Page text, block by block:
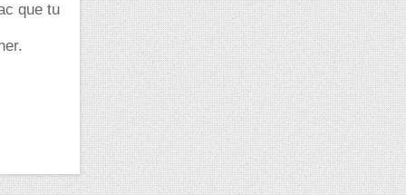
que tu